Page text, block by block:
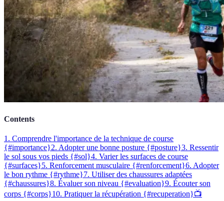
Contents
1. Comprendre l'importance de la technique de course
{#importance}2. Adopter une bonne posture {#posture}3. Ressentir
le sol sous vos pieds {#sol}4. Varier les surfaces de course
{#surfaces}5. Renforcement musculaire {#renforcement}6. Adopter
le bon rythme {#rythme}7. Utiliser des chaussures adaptées
{#chaussures}8. Évaluer son niveau {#evaluation}9. Écouter son
corps {#corps}10. Pratiquer la récupération {#recuperation}📺